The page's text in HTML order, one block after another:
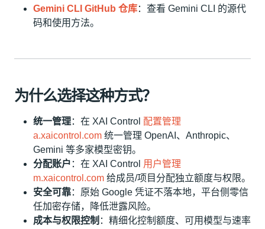
Gemini CLI GitHub 仓库：查看 Gemini CLI 的源代
码和使用方法。
为什么选择这种方式？
统一管理：在 XAI Control 配置管理
a.xaicontrol.com 统一管理 OpenAI、Anthropic、
Gemini 等多家模型密钥。
分配账户 ：在 XAI Control 用户管理
m.xaicontrol.com 给成员/项目分配独立额度与权限。
安全可靠：原始 Google 凭证不落本地，平台侧零信
任加密存储，降低泄露风险。
成本与权限控制 ：精细化控制额度、可用模型与速率